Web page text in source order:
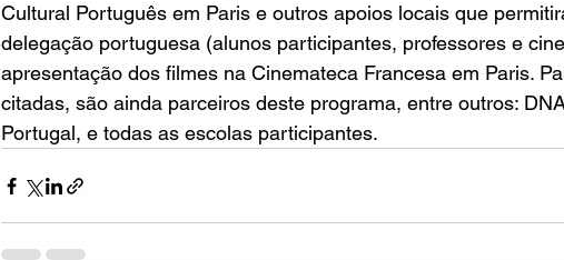
Cultural Português em Paris e outros apoios locais que
delegação portuguesa (alunos participantes, professores e
apresentação dos filmes na Cinemateca Francesa em Paris.
citadas, são ainda parceiros deste programa, entre outros:
Portugal, e todas as escolas participantes.